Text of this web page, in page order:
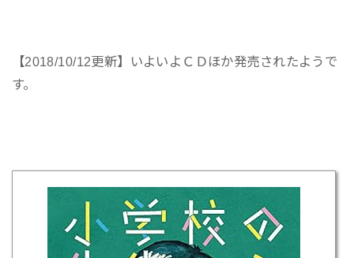
【2018/10/12更新】いよいよＣＤほか発売されたようで
す。